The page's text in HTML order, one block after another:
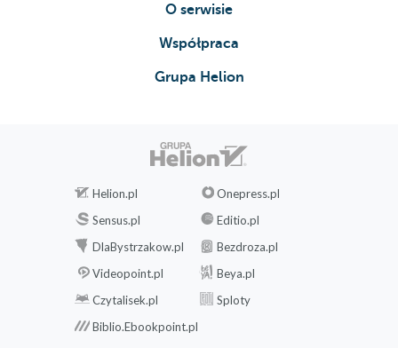
O serwisie
Współpraca
Grupa Helion
Helion.pl
Onepress.pl
Sensus.pl
Editio.pl
DlaBystrzakow.pl
Bezdroza.pl
Videopoint.pl
Beya.pl
Czytalisek.pl
Sploty
Biblio.Ebookpoint.pl